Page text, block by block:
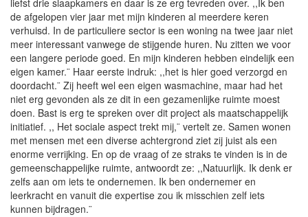
liefst drie slaapkamers en daar is ze erg tevreden over. ,,Ik ben
de afgelopen vier jaar met mijn kinderen al meerdere keren
verhuisd. In de particuliere sector is een woning na twee jaar niet
meer interessant vanwege de stijgende huren. Nu zitten we voor
een langere periode goed. En mijn kinderen hebben eindelijk een
eigen kamer.¨ Haar eerste indruk: ,,het is hier goed verzorgd en
doordacht.¨ Zij heeft wel een eigen wasmachine, maar had het
niet erg gevonden als ze dit in een gezamenlijke ruimte moest
doen. Bast is erg te spreken over dit project als maatschappelijk
initiatief. ,, Het sociale aspect trekt mij,¨ vertelt ze. Samen wonen
met mensen met een diverse achtergrond ziet zij juist als een
enorme verrijking. En op de vraag of ze straks te vinden is in de
gemeenschappelijke ruimte, antwoordt ze: ,,Natuurlijk. Ik denk er
zelfs aan om iets te ondernemen. Ik ben ondernemer en
leerkracht en vanuit die expertise zou ik misschien zelf iets
kunnen bijdragen.¨